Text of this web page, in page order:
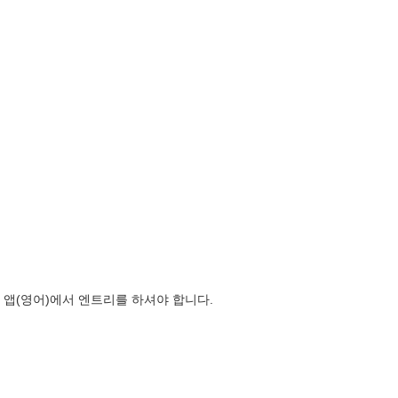
(영어)에서 엔트리를 하셔야 합니다.